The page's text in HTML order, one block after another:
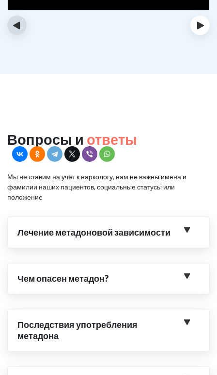
‹ ›
Вопросы и ответы
Мы не ставим на учёт к наркологу, нам не важны имена и
фамилии наших пациентов, социальные статусы или
положение
Лечение метадоновой зависимости
Чем опасен метадон?
Последствия употребления
метадона